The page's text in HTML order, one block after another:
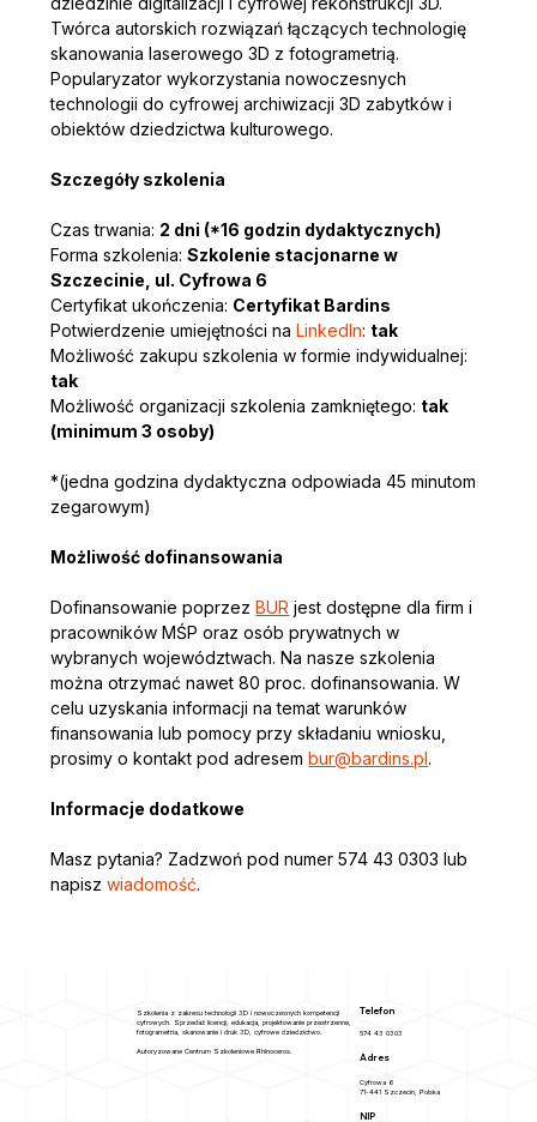
Twórca autorskich rozwiązań łączących technologię
skanowania laserowego 3D z fotogrametrią.
Popularyzator wykorzystania nowoczesnych
technologii do cyfrowej archiwizacji 3D zabytków i
obiektów dziedzictwa kulturowego.
Szczegóły szkolenia
Czas trwania: 2 dni (*16 godzin dydaktycznych)
Forma szkolenia: Szkolenie stacjonarne w
Szczecinie, ul. Cyfrowa 6
Certyfikat ukończenia: Certyfikat Bardins
Potwierdzenie umiejętności na LinkedIn: tak
Możliwość zakupu szkolenia w formie indywidualnej:
tak
Możliwość organizacji szkolenia zamkniętego: tak
(minimum 3 osoby)
*(jedna godzina dydaktyczna odpowiada 45 minutom
zegarowym)
Możliwość dofinansowania
Dofinansowanie poprzez BUR jest dostępne dla firm i
pracowników MŚP oraz osób prywatnych w
wybranych województwach. Na nasze szkolenia
można otrzymać nawet 80 proc. dofinansowania. W
celu uzyskania informacji na temat warunków
finansowania lub pomocy przy składaniu wniosku,
prosimy o kontakt pod adresem bur@bardins.pl.
Informacje dodatkowe
Masz pytania? Zadzwoń pod numer 574 43 0303 lub
napisz wiadomość.
Szkolenia z zakresu technologii 3D i nowoczesnych kompetencji
cyfrowych. Sprzedaż licencji, edukacja, projektowanie przestrzenne,
fotogrametria, skanowanie i druk 3D, cyfrowe dziedzictwo.
Autoryzowane Centrum Szkoleniowe Rhinoceros.
Telefon
574 43 0303
Adres
Cyfrowa 6
71-441 Szczecin, Polska
NIP